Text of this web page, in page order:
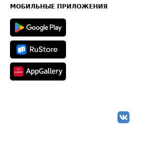
Техническая информация
МОБИЛЬНЫЕ ПРИЛОЖЕНИЯ